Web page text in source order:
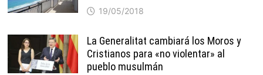
19/05/2018
La Generalitat cambiará los Moros y
Cristianos para «no violentar» al
pueblo musulmán